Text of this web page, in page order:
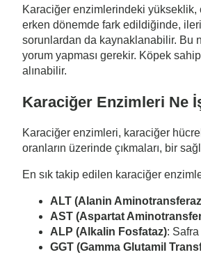
Karaciğer enzimlerindeki yükseklik,
erken dönemde fark edildiğinde,
sorunlardan da kaynaklanabilir. Bu
yorum yapması gerekir. Köpek
alınabilir.
Karaciğer Enzimleri Ne
Karaciğer enzimleri, karaciğer
oranların üzerinde çıkmaları, bir
En sık takip edilen karaciğer
ALT (Alanin
AST (Aspartat
ALP (Alkalin Fosfataz): Safra
GGT (Gamma Glutamil